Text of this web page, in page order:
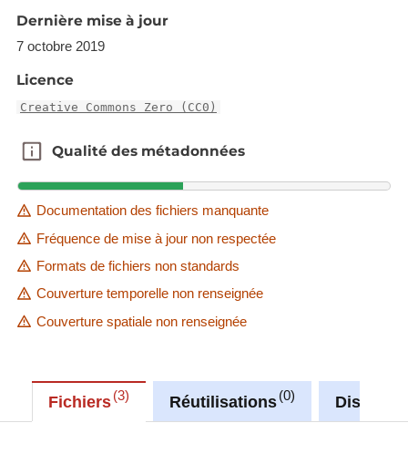
qu’environ2 846 hectares de terrains étaient
théoriquement disponibles dans des zones
définies pour la construction de logements à
disponibles selon des caractères réglementaires et
morphologiques a permis de montrer que33,1%
des terrains disponibles pour l’habitat (soit
environ 941 hectares) correspondaient à des
Baulücken
. Ces terrains représentent de la
disponibilité nette (c’est-à-dire que le terrain est
viabilisé et que l’ensemble de sa superficie peut
être utilisée pour l’habitat, sans besoin de création
nécessitent pas le dépôt d’un PAP « nouveau
quartier » ou son équivalent dans les anciens
Dernière mise à jour
7 octobre 2019
Licence
Creative Commons Zero (CC0)
Qualité des métadonnées
Qualité des métadonnées
Documentation des fichiers manquante
Fréquence de mise à jour non respectée
Formats de fichiers non standards
Couverture temporelle non renseignée
Couverture spatiale non renseignée
Fichiers 3 Réutilisations 0